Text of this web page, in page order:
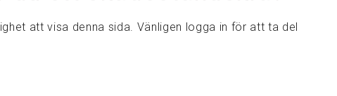
att visa denna sida. Vänligen logga in för att ta del